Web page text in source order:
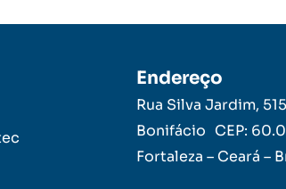
Endereço
Rua Silva Jardim,
Bonifácio CEP:
Fortaleza – Ceará –